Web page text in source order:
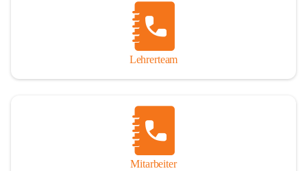
Lehrerteam
Mitarbeiter